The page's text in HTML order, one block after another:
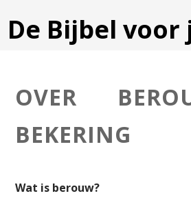
De Bijbel voor
OVER
BEKERING
Wat is berouw?